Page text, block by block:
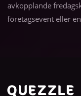
avkopplande
företagsevent eller